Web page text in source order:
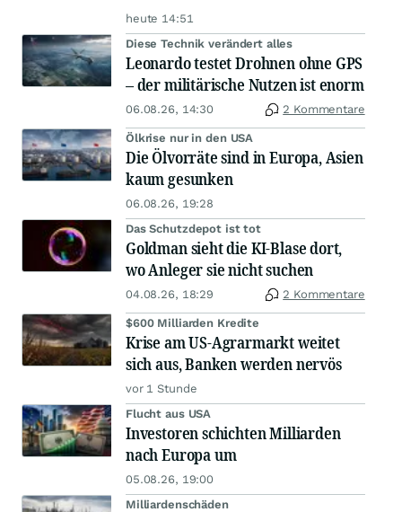
heute 14:51
Diese Technik verändert alles
Leonardo testet Drohnen ohne GPS
– der militärische Nutzen ist enorm
06.08.26, 14:30 2 Kommentare
Ölkrise nur in den USA
Die Ölvorräte sind in Europa, Asien
kaum gesunken
06.08.26, 19:28
Das Schutzdepot ist tot
Goldman sieht die KI-Blase dort,
wo Anleger sie nicht suchen
04.08.26, 18:29 2 Kommentare
$600 Milliarden Kredite
Krise am US-Agrarmarkt weitet
sich aus, Banken werden nervös
vor 1 Stunde
Flucht aus USA
Investoren schichten Milliarden
nach Europa um
05.08.26, 19:00
Milliardenschäden